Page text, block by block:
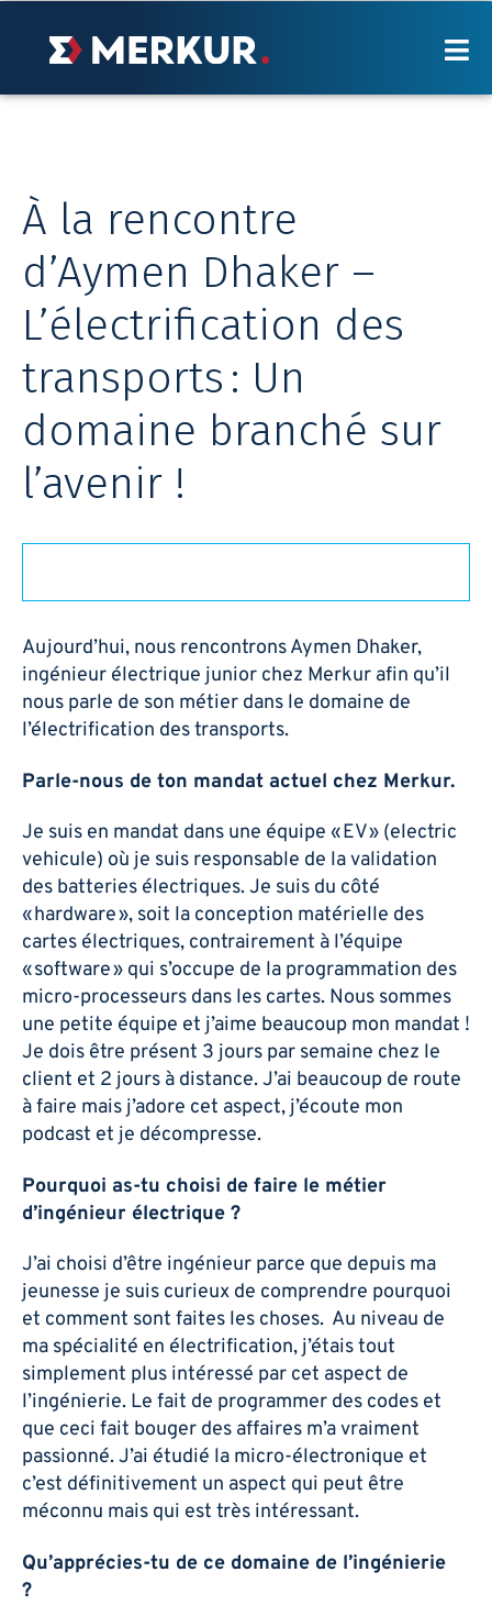
contenu
POURQUOI MERKUR?
VIVRE MERKUR
BALADO
NOS BUREAUX
FAQ
EN
Merkur en image:
Suivez-nous sur:
F
a
c
o
-
f
L
i
n
d
-
i
n
I
n
s
g
m
Y
o
u
b
Politique de confidentialité
À la rencontre
d’Aymen Dhaker –
L’électrification des
transports : Un
domaine branché sur
l’avenir !
Aujourd’hui, nous rencontrons Aymen Dhaker,
ingénieur électrique junior chez Merkur afin qu’il
nous parle de son métier dans le domaine de
l’électrification des transports.
Parle-nous de ton mandat actuel chez Merkur.
Je suis en mandat dans une équipe « EV » (electric
vehicule) où je suis responsable de la validation
des batteries électriques. Je suis du côté
« hardware », soit la conception matérielle des
cartes électriques, contrairement à l’équipe
« software » qui s’occupe de la programmation des
micro-processeurs dans les cartes. Nous sommes
une petite équipe et j’aime beaucoup mon mandat !
Je dois être présent 3 jours par semaine chez le
client et 2 jours à distance. J’ai beaucoup de route
à faire mais j’adore cet aspect, j’écoute mon
podcast et je décompresse.
Pourquoi as-tu choisi de faire le métier
d’ingénieur électrique ?
J’ai choisi d’être ingénieur parce que depuis ma
jeunesse je suis curieux de comprendre pourquoi
et comment sont faites les choses. Au niveau de
ma spécialité en électrification, j’étais tout
simplement plus intéressé par cet aspect de
l’ingénierie. Le fait de programmer des codes et
que ceci fait bouger des affaires m’a vraiment
passionné. J’ai étudié la micro-électronique et
c’est définitivement un aspect qui peut être
méconnu mais qui est très intéressant.
Qu’apprécies-tu de ce domaine de l’ingénierie
?